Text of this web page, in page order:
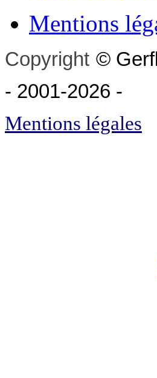
Mentions
Copyright ©
- 2001-2026 -
Mentions légales